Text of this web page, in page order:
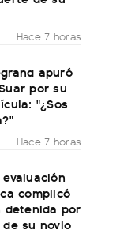
Hace 7 horas
apuró
por su
"¿Sos
Hace 7 horas
complicó
detenida por
su novio